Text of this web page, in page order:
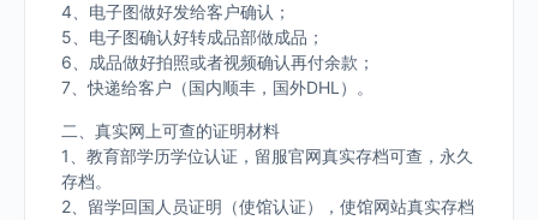
4、电子图做好发给客户确认；
5、电子图确认好转成品部做成品；
6、成品做好拍照或者视频确认再付余款；
7、快递给客户（国内顺丰，国外DHL）。
二、真实网上可查的证明材料
1、教育部学历学位认证，留服官网真实存档可查，永久
存档。
2、留学回国人员证明（使馆认证），使馆网站真实存档